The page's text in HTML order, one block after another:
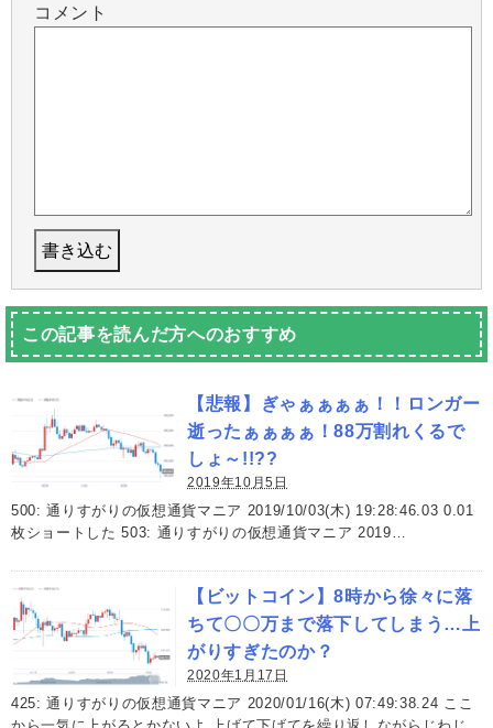
コメント
この記事を読んだ方へのおすすめ
【悲報】ぎゃぁぁぁぁ！！ロンガー
逝ったぁぁぁぁ！88万割れくるで
しょ～!!??
2019年10月5日
500: 通りすがりの仮想通貨マニア 2019/10/03(木) 19:28:46.03 0.01
枚ショートした 503: 通りすがりの仮想通貨マニア 2019…
【ビットコイン】8時から徐々に落
ちて〇〇万まで落下してしまう…上
がりすぎたのか？
2020年1月17日
425: 通りすがりの仮想通貨マニア 2020/01/16(木) 07:49:38.24 ここ